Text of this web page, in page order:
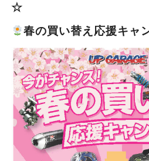
☆
春の買い替え応援キャ